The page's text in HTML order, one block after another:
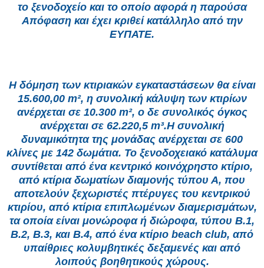
το ξενοδοχείο και το οποίο αφορά η παρούσα
Απόφαση και έχει κριθεί κατάλληλο από την
ΕΥΠΑΤΕ.
Η δόμηση των κτιριακών εγκαταστάσεων θα είναι
15.600,00 m², η συνολική κάλυψη των κτιρίων
ανέρχεται σε 10.300 m², ο δε συνολικός όγκος
ανέρχεται σε 62.220,5 m³.Η συνολική
δυναμικότητα της μονάδας ανέρχεται σε 600
κλίνες με 142 δωμάτια. Το ξενοδοχειακό κατάλυμα
συντίθεται από ένα κεντρικό κοινόχρηστο κτίριο,
από κτίρια δωματίων διαμονής τύπου Α, που
αποτελούν ξεχωριστές πτέρυγες του κεντρικού
κτιρίου, από κτίρια επιπλωμένων διαμερισμάτων,
τα οποία είναι μονώροφα ή διώροφα, τύπου Β.1,
Β.2, Β.3, και Β.4, από ένα κτίριο beach club, από
υπαίθριες κολυμβητικές δεξαμενές και από
λοιπούς βοηθητικούς χώρους.